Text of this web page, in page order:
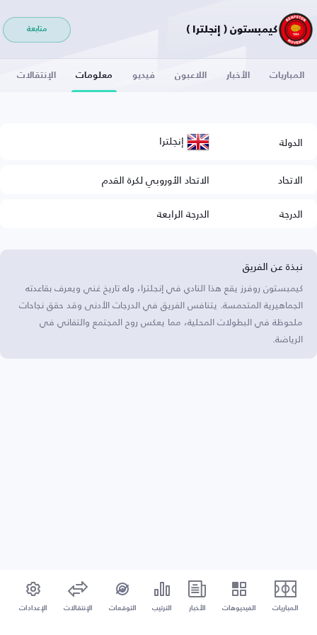
كيمبستون ( إنجلترا ) متابعة
المباريات الأخبار اللاعبون فيديو معلومات الإنتقالات
الدولة إنجلترا
الاتحاد
الاتحاد الأوروبي لكرة القدم
الدرجة
الدرجة الرابعة
نبذة عن الفريق
كيمبستون روفرز يقع هذا النادي في إنجلترا، وله تاريخ غني ويعرف بقاعدته
الجماهيرية المتحمسة. يتنافس الفريق في الدرجات الأدنى وقد حقق نجاحات
ملحوظة في البطولات المحلية، مما يعكس روح المجتمع والتفاني في
الرياضة.
المباريات الفيديوهات الأخبار الترتيب التوقعات الإنتقالات الإعدادات